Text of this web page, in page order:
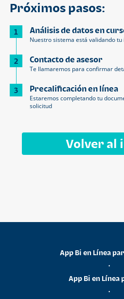
Próximos pasos:
1 Análisis de datos en
Nuestro sistema está validando
2 Contacto de asesor
Te llamaremos para confirmar
3 Precalificación en línea
Estaremos completando tu
solicitud
Volver al
App Bi en Línea
•
App Bi en Línea
•